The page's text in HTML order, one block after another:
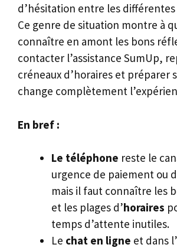
d’hésitation entre les différentes
Ce genre de situation montre à
connaître en amont les bons
contacter l’assistance SumUp,
créneaux d’horaires et préparer
change complètement
En bref :
Le téléphone reste le
urgence de paiement ou
mais il faut connaître les
et les plages d’horaires
temps d’attente inutiles.
Le chat en ligne et dans